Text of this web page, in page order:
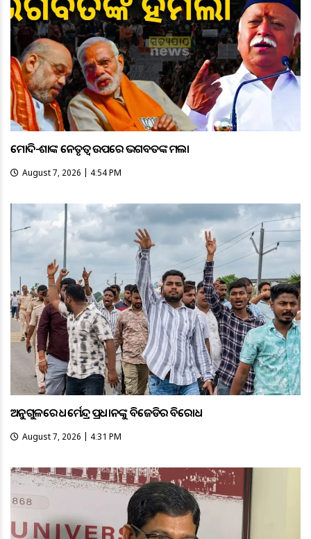
ମୋଦି-ଶାହଙ୍କ ନେତୃତ୍ୱ ଉପରେ ଭଗବତଙ୍କ ହମଲା
August 7, 2026 | 4:54 PM
ଅନୁଗୁଳରେ ଧର୍ମେନ୍ଦ୍ର ପ୍ରଧାନଙ୍କୁ ବିଜେଡିର ବିରୋଧ
August 7, 2026 | 4:31 PM